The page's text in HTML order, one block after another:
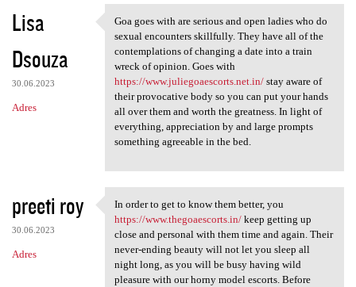
K
o
m
e
n
e
Lisa
Dsouza
30.06.2023
Adres
Goa goes with are serious and
Goa goes with are serious and open ladies who do
sexual encounters skillfully. They have all of the
contemplations of changing a date into a train
wreck of opinion. Goes with
https://www.juliegoaescorts.net.in/stay aware of
their provocative body so you can put your hands
all over them and worth the greatness. In light of
everything, appreciation by and large prompts
something agreeable in the bed.
preeti roy
30.06.2023
Adres
In order to get to know them
In order to get to know them better, you
https://www.thegoaescorts.in/keep getting up
close and personal with them time and again. Their
never-ending beauty will not let you sleep all
night long, as you will be busy having wild
pleasure with our horny model escorts. Before